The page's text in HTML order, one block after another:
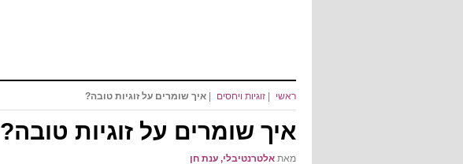
ראשי זוגיות ויחסים איך שומרים על זוגיות טובה?
איך שומרים על זוגיות טובה?
מאת אלטרנטיבלי, ענת חן